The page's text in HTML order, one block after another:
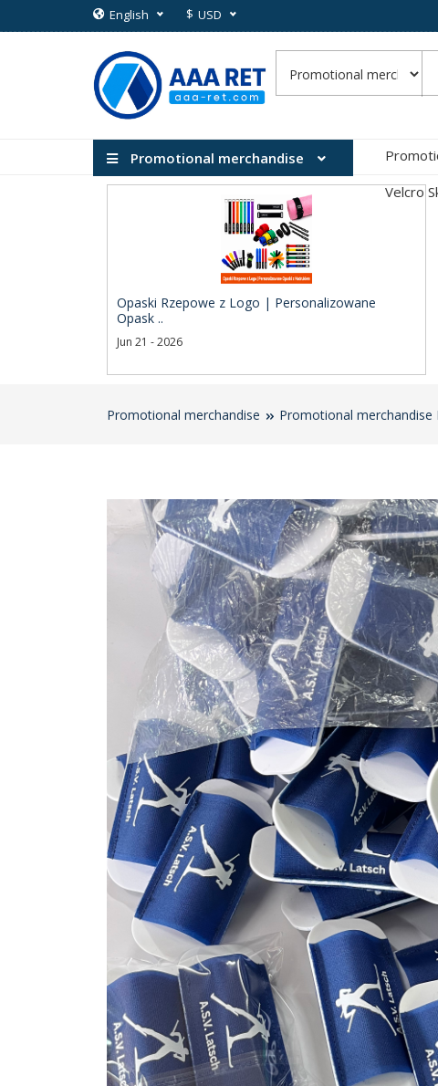
English $ USD
Promotional merchandise
Velcro
Opaski Rzepowe z Logo | Personalizowane
Opask ..
Jun 21 - 2026
Promotional merchandise Promotional merchandise